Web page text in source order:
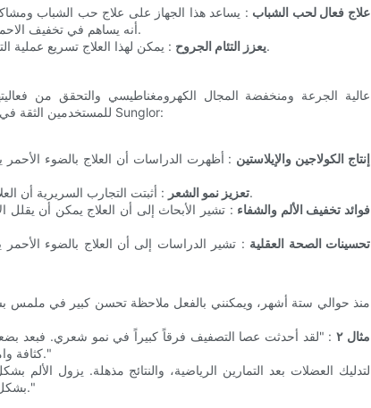
علاج فعال لحب الشباب : يساعد هذا الجهاز على علاج حب الشباب
أنه يساهم في تخفيف الاحمرار والتورم والتهيج، مما يجعله خيارًا علاجيًا فعالًا للغاية وغير جراحي.
يعزز التئام الجروح: يمكن لهذا العلاج تسريع عملية التئام الجروح والخدوش الطفيفة، مما يجعله أداة مفيدة للعناية بالبشرة.
للمستخدمين الثقة في فعاليتها. إليكم بعض النقاط الرئيسية من البحث العلمي الذي يدعم عصا Sunglor:
إنتاج الكولاجين والإيلاستين : أظهرت الدراسات أن العلاج بالضوء الأحمر
تعزيز نمو الشعر: أثبتت التجارب السريرية أن العلاج يمكن أن يحفز نشاط بصيلات الشعر، مما يعزز نمو الشعر وكثافته.
فوائد تخفيف الألم والشفاء : تشير الأبحاث إلى أن العلاج يمكن أن يقلل
تحسينات الصحة العقلية : تشير الدراسات إلى أن العلاج بالضوء
مثال ٢
: "لقد أحدثت عصا التصفيف فرقاً كبيراً في نمو شعري. فبعد
كثافة وامتلاءً مع تساقط أقل. إنه تحسن ملحوظ مقارنةً بما كنت أعانيه سابقاً."
بشكل أسرع بين الجلسات. إنها تُحسّن روتين لياقتي البدنية بشكل ملحوظ."